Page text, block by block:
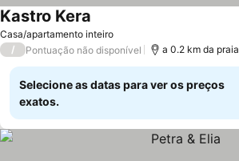
Casa/apartamento inteiro
Kastro Kera
/ Pontuação não disponível a 0.2 km da praia
Selecione as datas para ver os preços
exatos.